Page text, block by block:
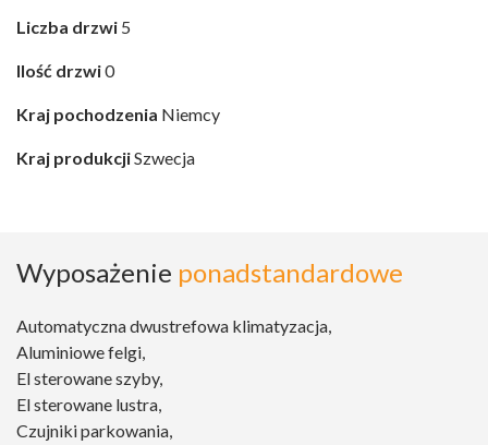
Liczba drzwi 5
Ilość drzwi0
Kraj pochodzenia Niemcy
Kraj produkcjiSzwecja
Wyposażenie ponadstandardowe
Automatyczna dwustrefowa klimatyzacja,
Aluminiowe felgi,
El sterowane szyby,
El sterowane lustra,
Czujniki parkowania,